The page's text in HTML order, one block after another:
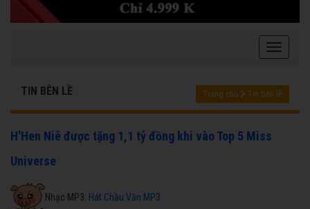
TIN BÊN LỀ Trang chủ Tin bên lề
H'Hen Niê được tặng 1,1 tỷ đồng khi vào Top 5 Miss
Universe
Nhạc MP3: Hát Chầu Văn MP3